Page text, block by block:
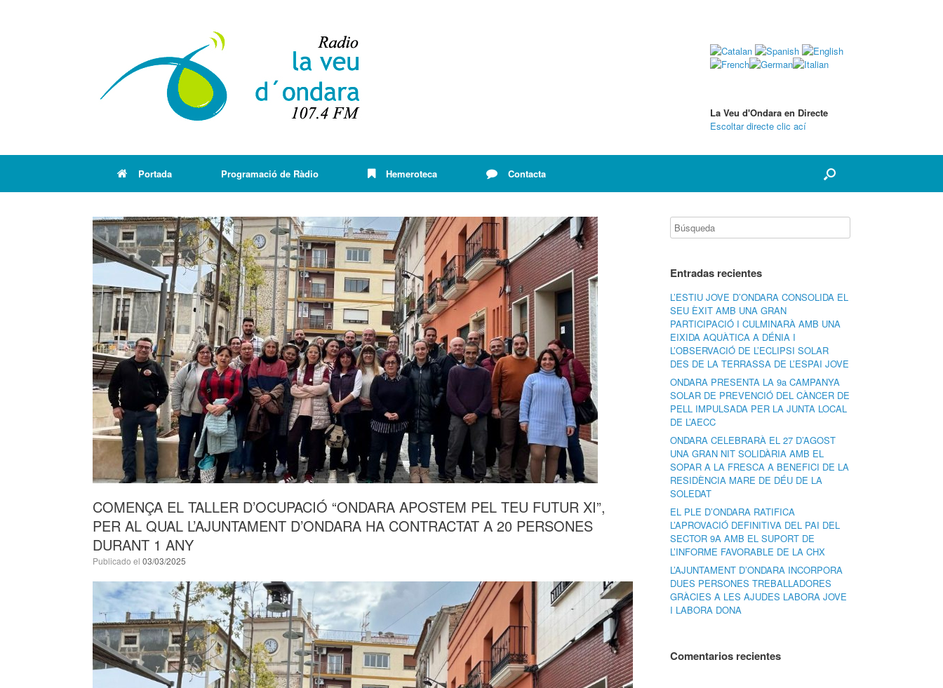
La Veu d'Ondara en Directe
Escoltar directe clic ací
Portada Programació de Ràdio Hemeroteca Contacta
COMENÇA EL TALLER D’OCUPACIÓ “ONDARA APOSTEM PEL TEU FUTUR XI”,
PER AL QUAL L’AJUNTAMENT D’ONDARA HA CONTRACTAT A 20 PERSONES
DURANT 1 ANY
Publicado el 03/03/2025
Entradas recientes
L’ESTIU JOVE D’ONDARA CONSOLIDA EL
SEU ÈXIT AMB UNA GRAN
PARTICIPACIÓ I CULMINARÀ AMB UNA
EIXIDA AQUÀTICA A DÉNIA I
L’OBSERVACIÓ DE L’ECLIPSI SOLAR
DES DE LA TERRASSA DE L’ESPAI JOVE
ONDARA PRESENTA LA 9a CAMPANYA
SOLAR DE PREVENCIÓ DEL CÀNCER DE
PELL IMPULSADA PER LA JUNTA LOCAL
DE L’AECC
ONDARA CELEBRARÀ EL 27 D’AGOST
UNA GRAN NIT SOLIDÀRIA AMB EL
SOPAR A LA FRESCA A BENEFICI DE LA
RESIDÈNCIA MARE DE DÉU DE LA
SOLEDAT
EL PLE D’ONDARA RATIFICA
L’APROVACIÓ DEFINITIVA DEL PAI DEL
SECTOR 9A AMB EL SUPORT DE
L’INFORME FAVORABLE DE LA CHX
L’AJUNTAMENT D’ONDARA INCORPORA
DUES PERSONES TREBALLADORES
GRÀCIES A LES AJUDES LABORA JOVE
I LABORA DONA
Comentarios recientes